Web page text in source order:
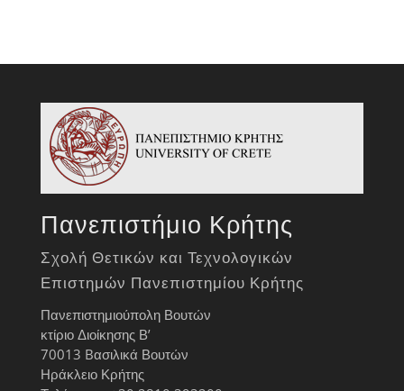
Πανεπιστήμιο Κρήτης
Σχολή Θετικών και Τεχνολογικών
Επιστημών Πανεπιστημίου Κρήτης
Πανεπιστημιούπολη Βουτών
κτίριο Διοίκησης Β’
70013 Bασιλικά Βουτών
Ηράκλειο Κρήτης